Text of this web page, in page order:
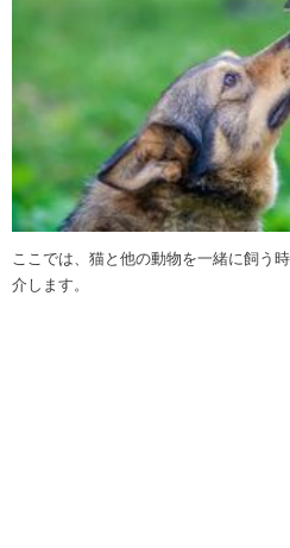
ここでは、猫と他の動物を一緒に飼う
介します。